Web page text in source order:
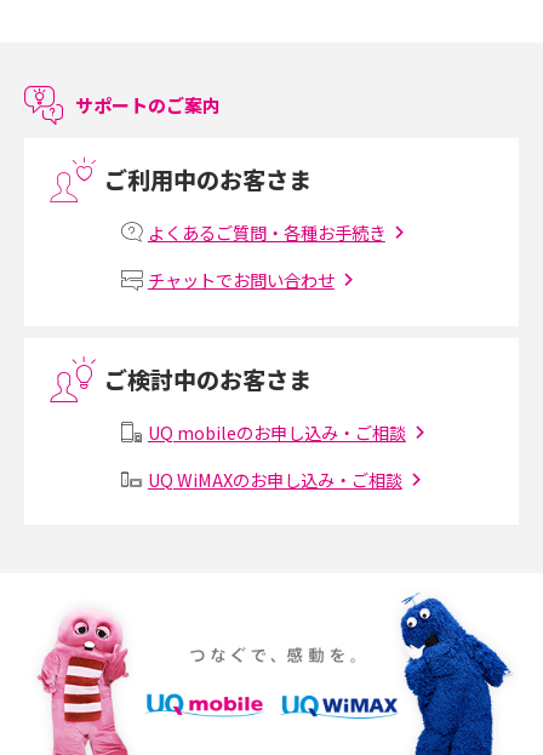
LINEで友だちを削除する方法は？方法ごとの影響や復活・復元する方法も
プリペイドSIMとは？種類やメリット・デメリット、利用までの流れを解説
Threads（スレッズ）とは？主な機能や登録方法、投稿の仕方を解説
Instagram（インスタグラム）でスクショするとバレる？バレるケースや撮
iPhone 16eとiPhone SE（第3世代）の違いは？サイズやスペックを比較し
て解説
iPhone 16eとiPhone 14を徹底比較！スペック・機能の違いをわかりやすく
紹介
サポートのご案内
ご利用中のお客さま
よくあるご質問・各種お手続き
チャットでお問い合わせ
ご検討中のお客さま
UQ mobileのお申し込み・ご相談
UQ WiMAXのお申し込み・ご相談